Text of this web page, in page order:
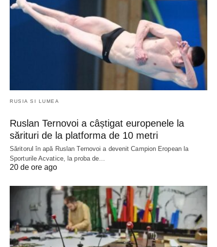
RUSIA SI LUMEA
Ruslan Ternovoi a câștigat europenele la
sărituri de la platforma de 10 metri
Săritorul în apă Ruslan Ternovoi a devenit Campion Eropean la
Sporturile Acvatice, la proba de…
20 de ore ago